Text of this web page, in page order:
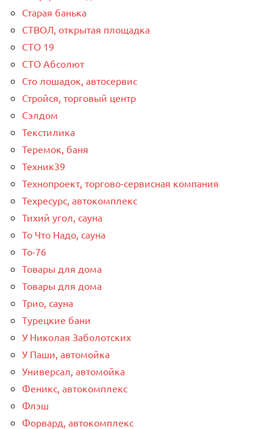
Старая банька
СТВОЛ, открытая площадка
СТО 19
СТО Абсолют
Сто лошадок, автосервис
Стройся, торговый центр
Сэлдом
Текстилика
Теремок, баня
Техник39
Технопроект, торгово-сервисная компания
Техресурс, автокомплекс
Тихий угол, сауна
То Что Надо, сауна
То-76
Товары для дома
Товары для дома
Трио, сауна
Турецкие бани
У Николая Заболотских
У Паши, автомойка
Универсал, автомойка
Феникс, автокомплекс
Флэш
Форвард, автокомплекс